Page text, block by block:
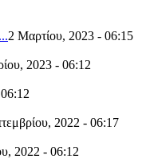
2 Μαρτίου, 2023 - 06:15
2023 - 06:12
2022 - 06:17
2022 - 06:12